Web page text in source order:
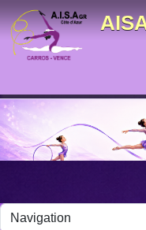
Panneau de gestion des